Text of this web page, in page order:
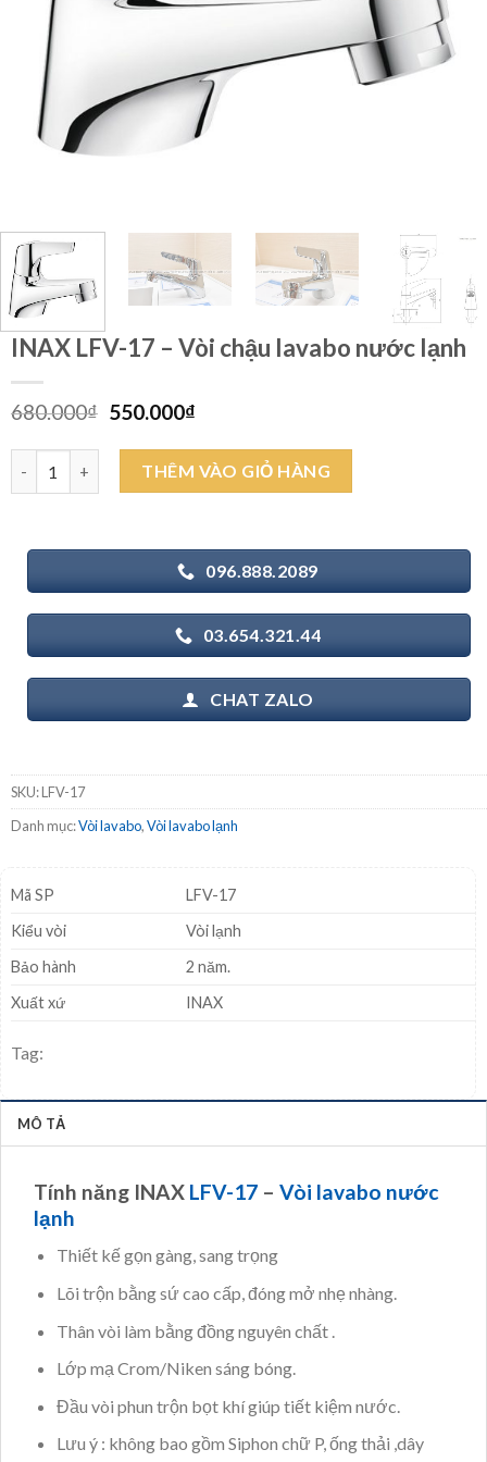
INAX LFV-17 – Vòi chậu lavabo nước lạnh
680.000₫ Giá
là:
680.000₫.
550.000₫Giá
tại
là:
550.000₫.
INAX LFV-17 - Vòi chậu lavabo nước lạnh số lượng
THÊM VÀO GIỎ HÀNG
096.888.2089
03.654.321.44
CHAT ZALO
SKU:LFV-17
Danh mục:Vòi lavabo,Vòi lavabo lạnh
Mã SP
LFV-17
Kiểu vòi
Vòi lạnh
Bảo hành
2 năm.
Xuất xứ
INAX
Tag:
MÔ TẢ
Tính năng INAX LFV-17 – Vòi lavabo nước
lạnh
Thiết kế gọn gàng, sang trọng
Lõi trộn bằng sứ cao cấp, đóng mở nhẹ nhàng.
Thân vòi làm bằng đồng nguyên chất .
Lớp mạ Crom/Niken sáng bóng.
Đầu vòi phun trộn bọt khí giúp tiết kiệm nước.
Lưu ý : không bao gồm Siphon chữ P, ống thải ,dây